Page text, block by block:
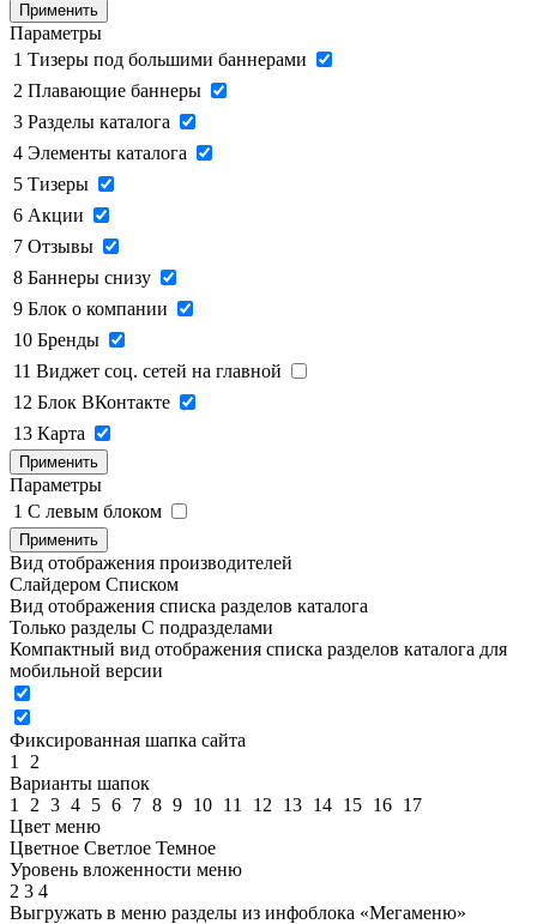
Применить
Параметры
1 Тизеры под большими баннерами
2 Плавающие баннеры
3 Разделы каталога
4 Элементы каталога
5 Тизеры
6 Акции
7 Отзывы
8 Баннеры снизу
9 Блок о компании
10 Бренды
11 Виджет соц. сетей на главной
12 Блок ВКонтакте
13 Карта
Применить
Параметры
1 C левым блоком
Применить
Вид отображения производителей
Слайдером Списком
Вид отображения списка разделов каталога
Только разделы С подразделами
Компактный вид отображения списка разделов каталога для
мобильной версии
Фиксированная шапка сайта
1
2
Варианты шапок
1
2 3 4 5 6 7 8 9 10 11 12 13 14 15 16 17
Цвет меню
Цветное Светлое Темное
Уровень вложенности меню
2 3 4
Выгружать в меню разделы из инфоблока «Мегаменю»